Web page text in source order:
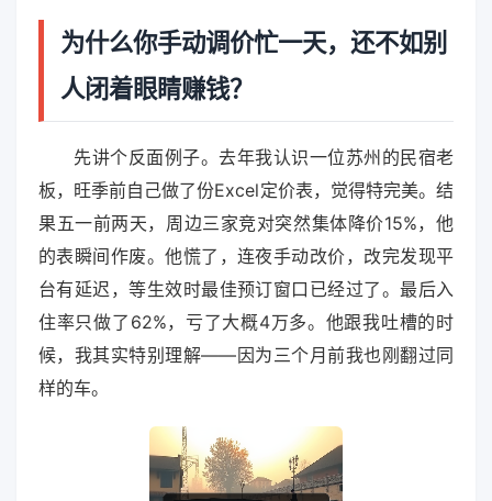
为什么你手动调价忙一天，还不如别
人闭着眼睛赚钱？
先讲个反面例子。去年我认识一位苏州的民宿老
板，旺季前自己做了份Excel定价表，觉得特完美。结
果五一前两天，周边三家竞对突然集体降价15%，他
的表瞬间作废。他慌了，连夜手动改价，改完发现平
台有延迟，等生效时最佳预订窗口已经过了。最后入
住率只做了62%，亏了大概4万多。他跟我吐槽的时
候，我其实特别理解——因为三个月前我也刚翻过同
样的车。